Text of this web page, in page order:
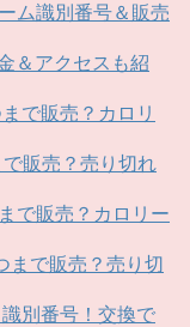
ム識別番号＆販売
＆アクセスも紹
で販売？カロリ
販売？売り切れ
で販売？カロリー
まで販売？売り切
別番号！交換で